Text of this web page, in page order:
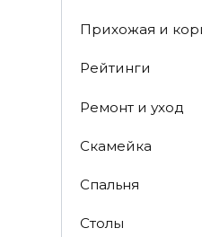
Прихожая и
Рейтинги
Ремонт и уход
Скамейка
Спальня
Столы